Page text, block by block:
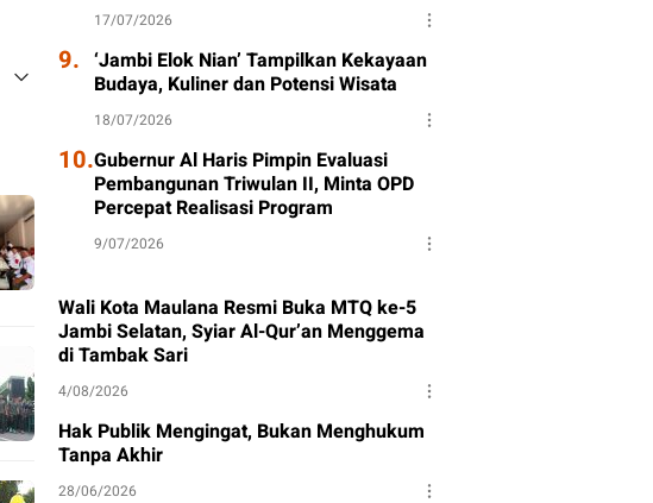
17/07/2026
9. ‘Jambi Elok Nian’ Tampilkan Kekayaan
Budaya, Kuliner dan Potensi Wisata
18/07/2026
10.Gubernur Al Haris Pimpin Evaluasi
Pembangunan Triwulan II, Minta OPD
Percepat Realisasi Program
9/07/2026
Wali Kota Maulana Resmi Buka MTQ ke-5
Jambi Selatan, Syiar Al-Qur’an Menggema
di Tambak Sari
4/08/2026
Hak Publik Mengingat, Bukan Menghukum
Tanpa Akhir
28/06/2026